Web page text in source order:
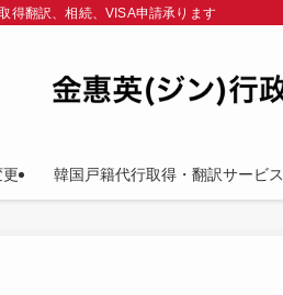
得翻訳、相続、VISA申請承ります
韓国戸籍代行取得・翻訳サービス